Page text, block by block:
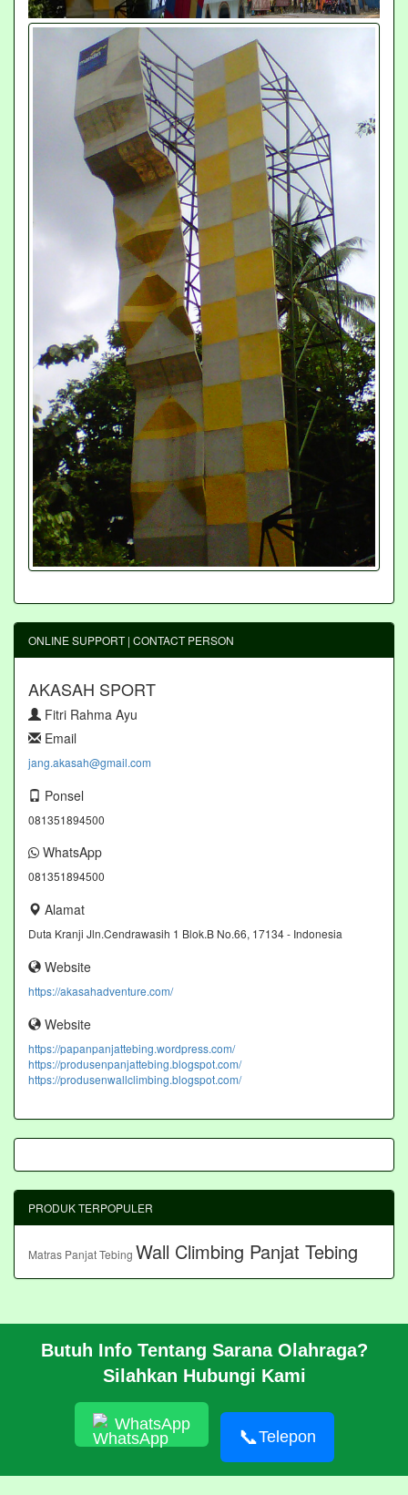
ONLINE SUPPORT | CONTACT PERSON
AKASAH SPORT
Fitri Rahma Ayu
Email
jang.akasah@gmail.com
Ponsel
081351894500
WhatsApp
081351894500
Alamat
Duta Kranji Jln.Cendrawasih 1 Blok.B No.66, 17134 - Indonesia
Website
https://akasahadventure.com/
Website
https://papanpanjattebing.wordpress.com/
https://produsenpanjattebing.blogspot.com/
https://produsenwallclimbing.blogspot.com/
Butuh Info Tentang Sarana Olahraga?
Silahkan Hubungi Kami
WhatsApp
📞Telepon
PRODUK TERPOPULER
Matras Panjat Tebing Wall Climbing Panjat Tebing
CARA PESAN
HUBUNGI KAMI
Pembangunan Wall Climbing Di PPLP Banten
© 2026 https://akasahadventure.com/